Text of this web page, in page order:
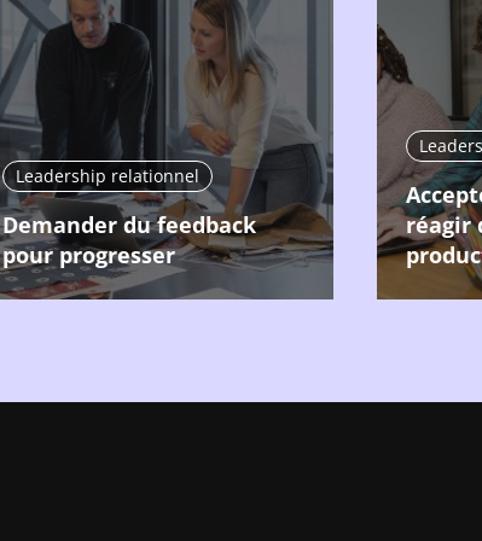
Leadership relationnel
Demander du feedback
pour progresser
réagir